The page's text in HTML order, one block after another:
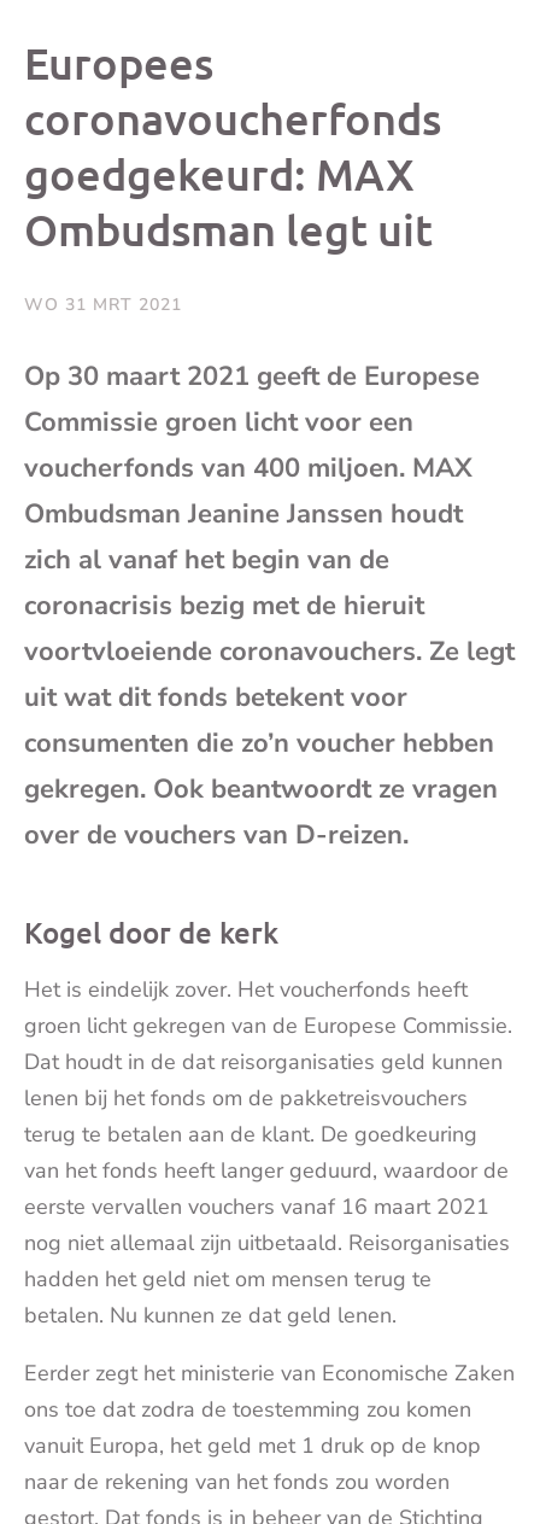
bericht
op
Facebook
bericht
op
X
Europees
coronavoucherfonds
goedgekeurd: MAX
Ombudsman legt uit
WO 31 MRT 2021
Op 30 maart 2021 geeft de Europese
Commissie groen licht voor een
voucherfonds van 400 miljoen. MAX
Ombudsman Jeanine Janssen houdt
zich al vanaf het begin van de
coronacrisis bezig met de hieruit
voortvloeiende coronavouchers. Ze legt
uit wat dit fonds betekent voor
consumenten die zo’n voucher hebben
gekregen. Ook beantwoordt ze vragen
over de vouchers van D-reizen.
Kogel door de kerk
Het is eindelijk zover. Het voucherfonds heeft
groen licht gekregen van de Europese Commissie.
Dat houdt in de dat reisorganisaties geld kunnen
lenen bij het fonds om de pakketreisvouchers
terug te betalen aan de klant. De goedkeuring
van het fonds heeft langer geduurd, waardoor de
eerste vervallen vouchers vanaf 16 maart 2021
nog niet allemaal zijn uitbetaald. Reisorganisaties
hadden het geld niet om mensen terug te
betalen. Nu kunnen ze dat geld lenen.
Eerder zegt het ministerie van Economische Zaken
ons toe dat zodra de toestemming zou komen
vanuit Europa, het geld met 1 druk op de knop
naar de rekening van het fonds zou worden